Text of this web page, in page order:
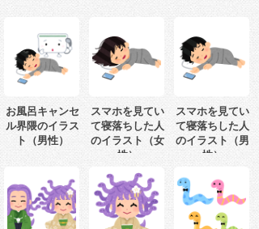
お風呂キャンセ
ル界隈のイラス
ト（男性）
スマホを見てい
て寝落ちした人
のイラスト（女
性）
スマホを見てい
て寝落ちした人
のイラスト（男
性）